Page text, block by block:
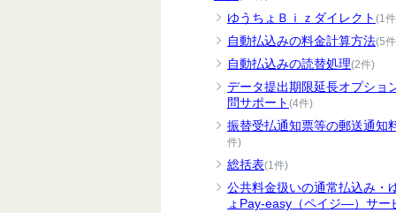
ゆうちょＢｉｚダイレクト (1
自動払込みの料金計算方法(5
自動払込みの読替処理(2件)
データ提出期限延長オプショ
問サポート (4件)
振替受払通知票等の郵送通知
件)
総括表(1件)
公共料金扱いの通常払込み・
ょPay-easy（ペイジ―）サー